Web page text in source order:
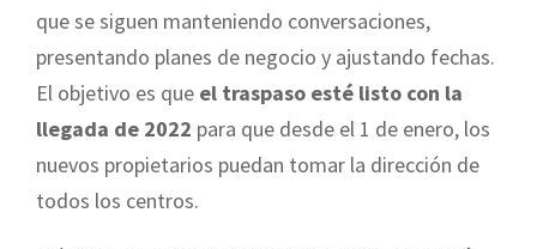
que se siguen manteniendo conversaciones,
presentando planes de negocio y ajustando fechas.
El objetivo es que el traspaso esté listo con la
llegada de 2022 para que desde el 1 de enero, los
nuevos propietarios puedan tomar la dirección de
todos los centros.